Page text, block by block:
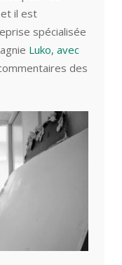
il est
spécialisée
Luko, avec
des